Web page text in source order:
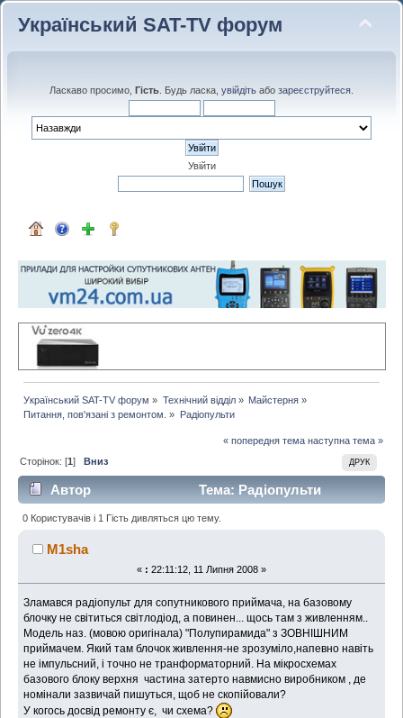
Український SAT-TV форум
Ласкаво просимо, Гість . Будь ласка, увійдіть або зареєструйтеся
Увійти
Український SAT-TV форум » Технічний відділ» Майстерня»
Питання, пов'язані з ремонтом. » Радіопульти
« попередня тема наступна тема »
ДРУК
Сторінок: [1]Вниз
Автор
Тема: Радіопульти
(Прочитано 1613 раз)
0 Користувачів і 1 Гість дивляться цю тему.
M1sha
« : 22:11:12, 11 Липня 2008 »
Зламався радіопульт для сопутникового приймача, на базовому
блочку не світиться світлодіод, а повинен... щось там з живленням..
Модель наз. (мовою оригінала) "Полупирамида" з ЗОВНІШНИМ
приймачем. Який там блочок живлення-не зрозуміло,напевно навіть
не імпульсний, і точно не транформаторний. На мікросхемах
базового блоку верхня частина затерто навмисно виробником , де
номінали зазвичай пишуться, щоб не скопійовали?
У когось досвід ремонту є, чи схема?